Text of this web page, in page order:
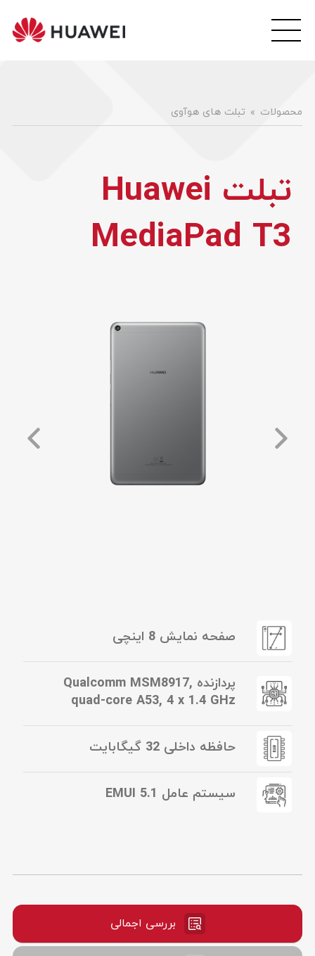
محصولات تبلت های هوآوی
تبلت Huawei
MediaPad T3
صفحه نمایش 8 اینچی
پردازنده Qualcomm MSM8917,
quad-core A53, 4 x 1.4 GHz
حافظه داخلی 32 گیگابایت
سیستم عامل EMUI 5.1
بررسی اجمالی